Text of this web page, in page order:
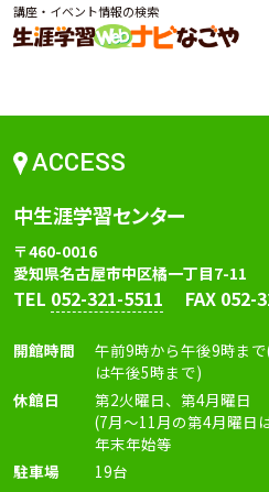
講座・イベント情報の検索
ACCESS
中生涯学習センター
〒460-0016
愛知県名古屋市中区橘一丁目7-11
TEL 052-321-5511 FAX 052-
開館時間
午前9時から午後9時ま
は午後5時まで)
休館日
第2火曜日、第4月曜日
(7月〜11月の第4月曜日
年末年始等
駐車場
19台